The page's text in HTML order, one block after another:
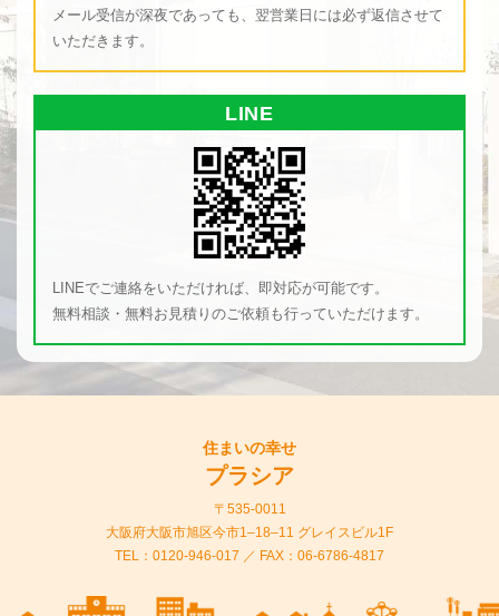
メール受信が深夜であっても、翌営業日には必ず返信させて
いただきます。
LINE
LINEでご連絡をいただければ、即対応が可能です。
無料相談・無料お見積りのご依頼も行っていただけます。
住まいの幸せ
プラシア
〒535-0011
大阪府大阪市旭区今市1–18–11 グレイスビル1F
TEL： 0120-946-017 ／ FAX：06-6786-4817